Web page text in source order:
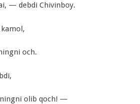
— debdi Chivinboy.
kamol,
och.
olib qoch! —